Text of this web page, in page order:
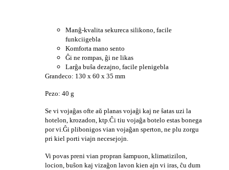
Manĝ-kvalita sekureca silikono, facile
funkciigebla
Komforta mano sento
Ĝi ne rompas, ĝi ne likas
Larĝa buŝa dezajno, facile plenigebla
Grandeco: 130 x 60 x 35 mm
Pezo: 40 g
Se vi vojaĝas ofte aŭ planas vojaĝi kaj ne ŝatas uzi la
hotelon, krozadon, ktp.Ĉi tiu vojaĝa botelo estas bonega
por vi.Ĝi plibonigos vian vojaĝan sperton, ne plu zorgu
pri kiel porti viajn necesejojn.
Vi povas preni vian propran ŝampuon, klimatizilon,
locion, buŝon kaj vizaĝon lavon kien ajn vi iras, ĉu dum